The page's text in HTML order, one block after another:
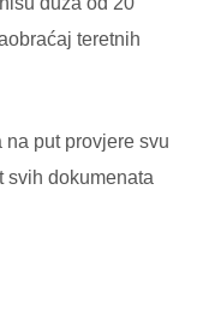
teretnih
put provjere svu
svih dokumenata